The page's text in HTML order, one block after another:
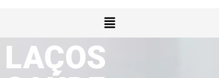
LAÇOS